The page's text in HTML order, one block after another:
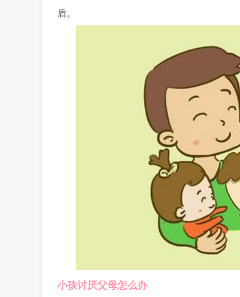
盾。
小孩讨厌父母怎么办